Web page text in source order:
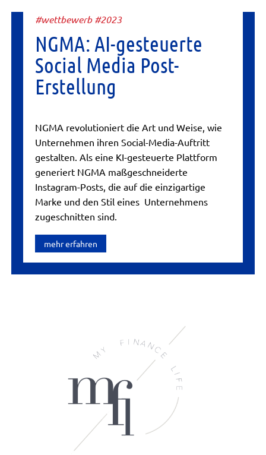
#wettbewerb #2023
NGMA: AI-gesteuerte
Social Media Post-
Erstellung
NGMA revolutioniert die Art und Weise, wie
Unternehmen ihren Social-Media-Auftritt
gestalten. Als eine KI-gesteuerte Plattform
generiert NGMA maßgeschneiderte
Instagram-Posts, die auf die einzigartige
Marke und den Stil eines Unternehmens
zugeschnitten sind.
mehr erfahren